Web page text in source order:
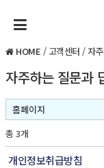
HOME /고객센터 / 자
자주하는 질문과
총 3개
개인정보취급방침